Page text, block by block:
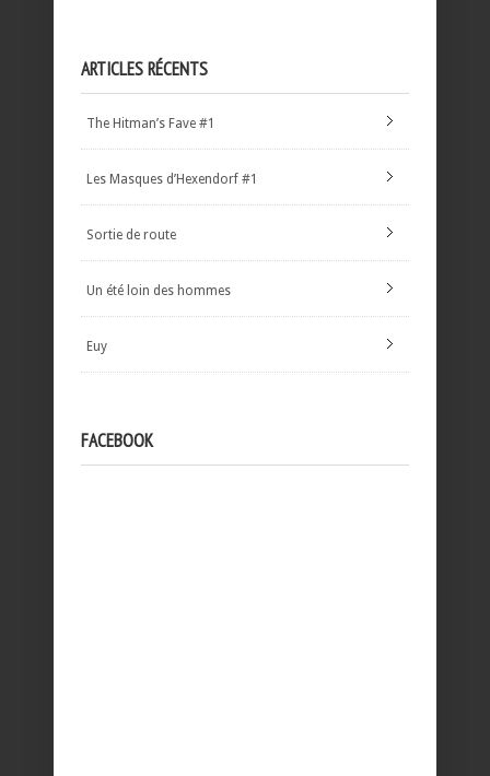
ARTICLES RÉCENTS
The Hitman’s Fave #1
Les Masques d’Hexendorf #1
Sortie de route
Un été loin des hommes
Euy
FACEBOOK